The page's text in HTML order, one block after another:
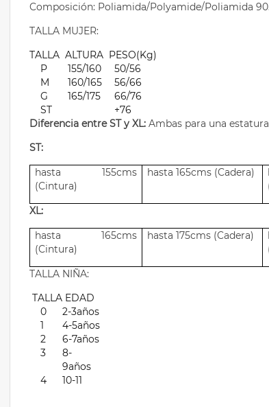
Composición: Poliamida/Polyamide/Poliamida
TALLA MUJER:
TALLA ALTURA PESO(Kg)
P
155/160
50/56
M
160/165
56/66
G
165/175
66/76
ST
+76
Diferencia entre ST y XL: Ambas para una
ST:
hasta 155cms
(Cintura)
hasta 165cms (Cadera)
XL:
hasta 165cms
(Cintura)
hasta 175cms (Cadera)
TALLA NIÑA:
TALLA EDAD
0
2-3años
1
4-5años
2
6-7años
3
8-
9años
4
10-11